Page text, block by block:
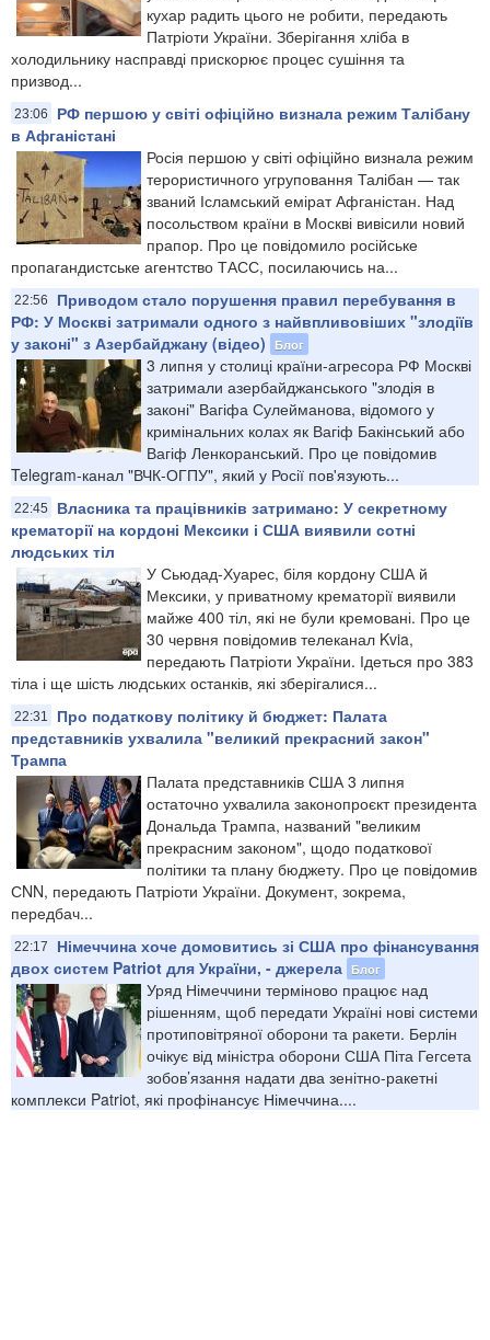
кухар радить цього не робити, передають
Патріоти України. Зберігання хліба в
холодильнику насправді прискорює процес сушіння та
призвод...
23:06
РФ першою у світі офіційно визнала режим Талібану
в Афганістані
Росія першою у світі офіційно визнала режим
терористичного угруповання Талібан — так
званий Ісламський емірат Афганістан. Над
посольством країни в Москві вивісили новий
прапор. Про це повідомило російське
пропагандистське агентство ТАСС, посилаючись на...
22:56
Приводом стало порушення правил перебування в
РФ: У Москві затримали одного з найвпливовіших "злодіїв
у законі" з Азербайджану (відео)
Блог
3 липня у столиці країни-агресора РФ Москві
затримали азербайджанського "злодія в
законі" Вагіфа Сулейманова, відомого у
кримінальних колах як Вагіф Бакінський або
Вагіф Ленкоранський. Про це повідомив
Telegram-канал "ВЧК-ОГПУ", який у Росії пов'язують...
22:45
Власника та працівників затримано: У секретному
крематорії на кордоні Мексики і США виявили сотні
людських тіл
У Сьюдад-Хуарес, біля кордону США й
Мексики, у приватному крематорії виявили
майже 400 тіл, які не були кремовані. Про це
30 червня повідомив телеканал Kvia,
передають Патріоти України. Ідеться про 383
тіла і ще шість людських останків, які зберігалися...
22:31
Про податкову політику й бюджет: Палата
представників ухвалила "великий прекрасний закон"
Трампа
Палата представників США 3 липня
остаточно ухвалила законопроєкт президента
Дональда Трампа, названий "великим
прекрасним законом", щодо податкової
політики та плану бюджету. Про це повідомив
СNN, передають Патріоти України. Документ, зокрема,
передбач...
22:17
Німеччина хоче домовитись зі США про фінансування
двох систем Patriot для України, - джерела Блог
Уряд Німеччини терміново працює над
рішенням, щоб передати Україні нові системи
протиповітряної оборони та ракети. Берлін
очікує від міністра оборони США Піта Гегсета
зобов’язання надати два зенітно-ракетні
комплекси Patriot, які профінансує Німеччина....